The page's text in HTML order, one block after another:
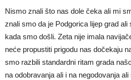
Nismo znali što nas dole čeka ali mi
znali smo da je Podgorica lijep grad
kada smo došli. Zeta nije imala
neće propustiti prigodu nas dočekaju
smo razbili standardni ritam grada
na odobravanja ali i na negodovanja